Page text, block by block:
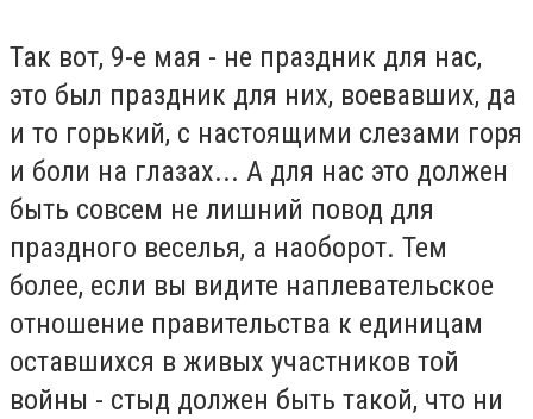
Так вот, 9-е мая - не праздник для нас,
это был праздник для них, воевавших, да
и то горький, с настоящими слезами горя
и боли на глазах... А для нас это должен
быть совсем не лишний повод для
праздного веселья, а наоборот. Тем
более, если вы видите наплевательское
отношение правительства к единицам
оставшихся в живых участников той
войны - стыд должен быть такой, что ни